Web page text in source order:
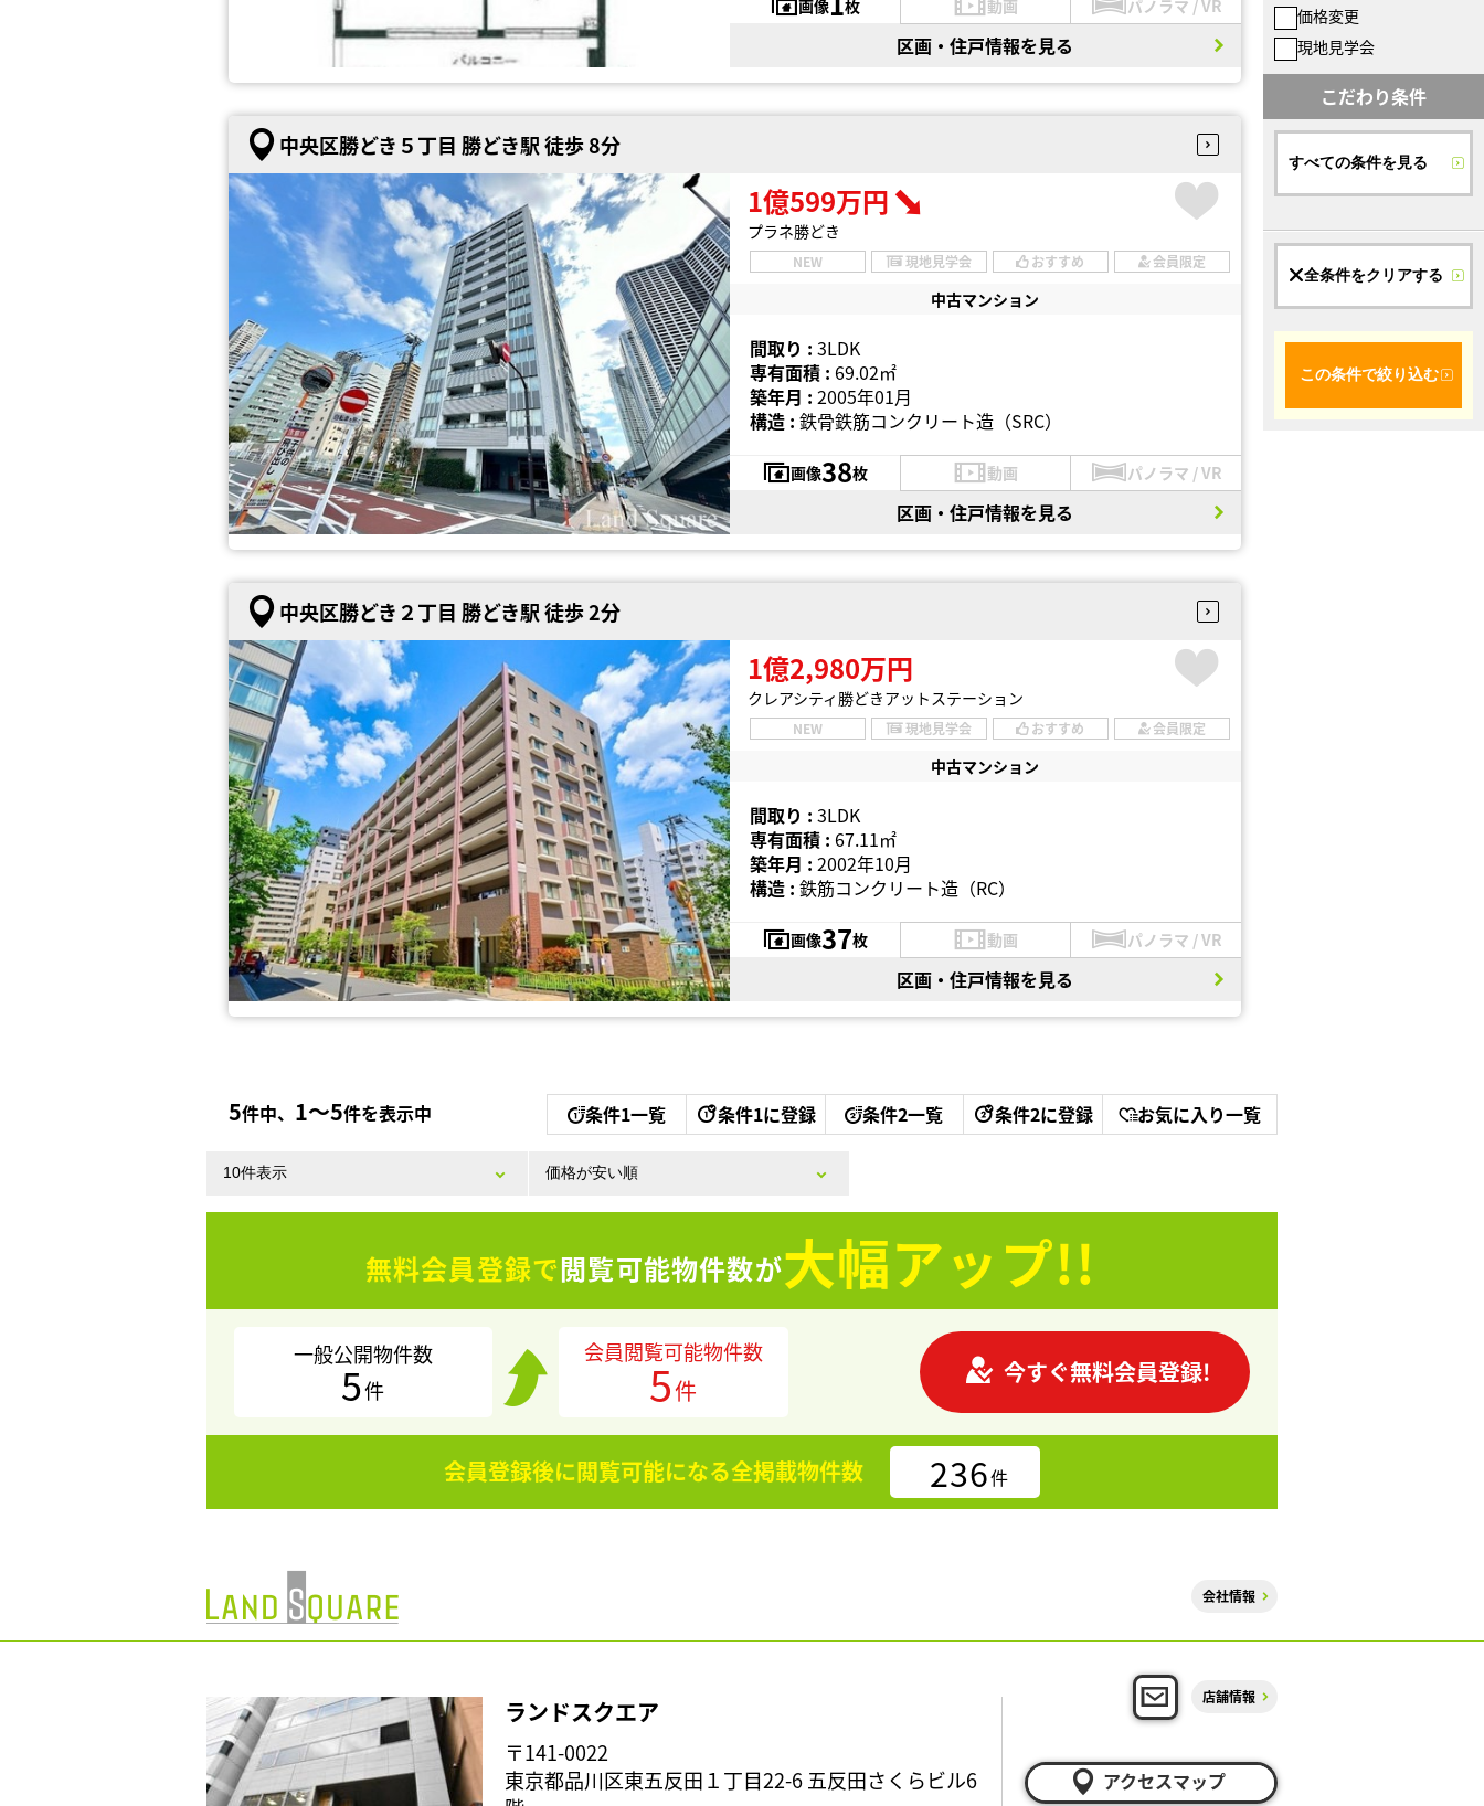
画像 枚 動画 パノラマ / VR
区画・住戸情報を見る
中央区勝どき５丁目 勝どき駅 徒歩 8分
1億599万円
プラネ勝どき
NEW 現地見学会 おすすめ 会員限定
中古マンション
間取り : 3LDK
専有面積 : 69.02㎡
築年月 : 2005年01月
構造 : 鉄骨鉄筋コンクリート造（SRC）
画像38枚 動画 パノラマ / VR
区画・住戸情報を見る
中央区勝どき２丁目 勝どき駅 徒歩 2分
1億2,980万円
クレアシティ勝どきアットステーション
NEW 現地見学会 おすすめ 会員限定
中古マンション
間取り : 3LDK
専有面積 : 67.11㎡
築年月 : 2002年10月
構造 : 鉄筋コンクリート造（RC）
画像37枚 動画 パノラマ / VR
区画・住戸情報を見る
価格変更
現地見学会
こだわり条件
すべての条件を見る
全条件をクリアする
この条件で絞り込む
5件中、 1〜5件を表示中 条件1一覧 条件1に登録 条件2一覧 条件2に登録 お気に入り一覧
無料会員登録で閲覧可能物件数が大幅アップ!!
一般公開物件数
5件
会員閲覧可能物件数
5件
今すぐ無料会員登録!
会員登録後に閲覧可能になる全掲載物件数 236件
会社情報
ランドスクエア
〒141-0022
東京都品川区東五反田１丁目22-6 五反田さくらビル6
店舗情報
アクセスマップ